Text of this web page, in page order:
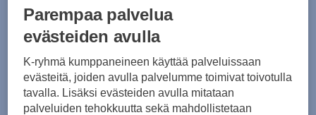
Parempaa palvelua
evästeiden avulla
K-ryhmä kumppaneineen käyttää palveluissaan
evästeitä, joiden avulla palvelumme toimivat toivotulla
tavalla. Lisäksi evästeiden avulla mitataan
palveluiden tehokkuutta sekä mahdollistetaan